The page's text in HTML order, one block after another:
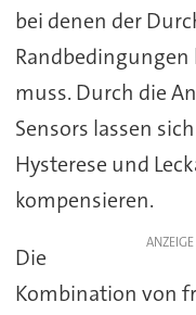
bei denen der
muss. Durch die
Sensors lassen
Hysterese und
kompensieren.
ANZEIGE
Die
Kombination von